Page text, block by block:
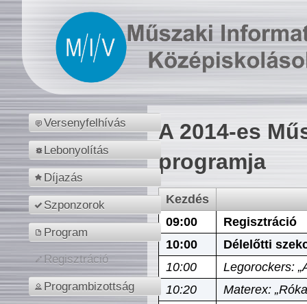
Versenyfelhívás
Lebonyolítás
Díjazás
Szponzorok
Program
Regisztráció
Programbizottság
A 2014-es
programja
Kezdés
09:00
Regisztráció
10:00
Délelőtti
10:00
Legorockers:
10:20
Materex: